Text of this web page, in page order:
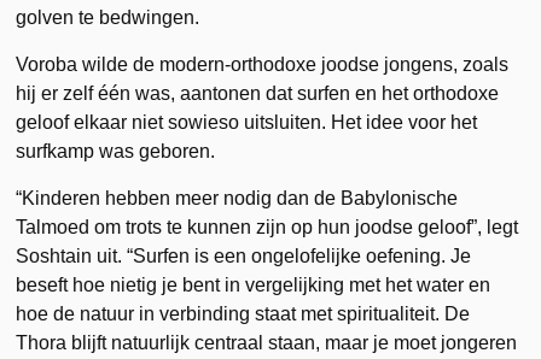
golven te bedwingen.
Voroba wilde de modern-orthodoxe joodse jongens, zoals
hij er zelf één was, aantonen dat surfen en het orthodoxe
geloof elkaar niet sowieso uitsluiten. Het idee voor het
surfkamp was geboren.
“Kinderen hebben meer nodig dan de Babylonische
Talmoed om trots te kunnen zijn op hun joodse geloof”, legt
Soshtain uit. “Surfen is een ongelofelijke oefening. Je
beseft hoe nietig je bent in vergelijking met het water en
hoe de natuur in verbinding staat met spiritualiteit. De
Thora blijft natuurlijk centraal staan, maar je moet jongeren